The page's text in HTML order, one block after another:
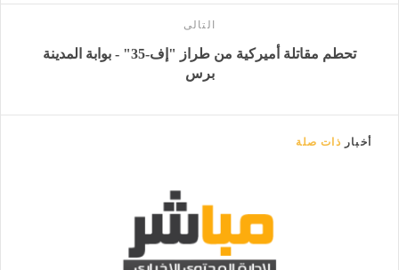
التالى
تحطم مقاتلة أميركية من طراز "إف-35" - بوابة المدينة
برس
أخبار ذات صلة